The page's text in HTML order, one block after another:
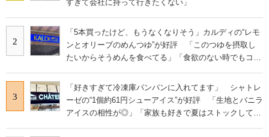
すぎて会社に持って行きたくない」
2
「5本買ったけど、もうなくなりそう」カルディの“レモ
ンとオリーブのめんつゆ”が好評 「このつゆを摂取し
たいからそうめんを食べてる」「食欲のない時でもコレ
3
「好きすぎて冷凍庫パンパンに入れてます」 シャトレ
ーゼの“1個約61円シューアイス”が好評 「生地とバニラ
アイスの相性が◎」「家族も好きで夏はストックして